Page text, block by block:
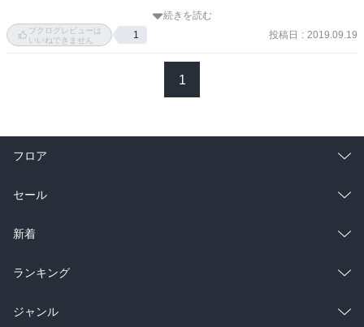
2040年には、人口は1億人になり、高齢化率が35％になる。①出
生率の低下で労働力不足。②都市機能が維持できなくなる。学校の
統廃合、バスや鉄道の路線廃止など。③都道府県と市町村の２層制
が立ち行かなくなる。④救急車は消防署、医療行政は都道府県、医
療と救急がリンケージしていない。そのためにたらい回しになる。
ると犯罪捜査が滞る。⑤2040年時点で、人口が1万人をきる市町村は
523自治体（全体の約30％）にのぼる。過疎地ほど、人口減少のスピ
そんな中で、毎年60兆円の収入不足。トータルの借金は1300兆円。
の47は、変わらないままである。著者は、馬が交通手段だった時の
年、コロナ禍によって、初めて転入超過から、転出が増えた。GDP
員数は、国が58万人、市町村135万人、都道府県が139万人となって
読んだ時間返して…
続きを読む
ブクログレビューは
いいねできません
1 投稿日 : 2019.09.19
1
フロア
総合
ラノベ
雑誌・グラビア
BL・TL
セール
総合
ラノベ
雑誌・グラビア
新着
総合
ラノベ
ランキング
総合
ジャンル